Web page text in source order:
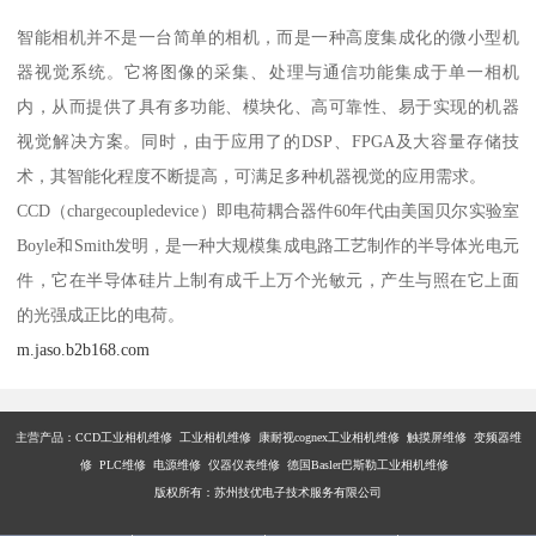
智能相机并不是一台简单的相机，而是一种高度集成化的微小型机
器视觉系统。它将图像的采集、处理与通信功能集成于单一相机
内，从而提供了具有多功能、模块化、高可靠性、易于实现的机器
视觉解决方案。同时，由于应用了的DSP、FPGA及大容量存储技
术，其智能化程度不断提高，可满足多种机器视觉的应用需求。
CCD（chargecoupledevice）即电荷耦合器件60年代由美国贝尔实验室
Boyle和Smith发明，是一种大规模集成电路工艺制作的半导体光电元
件，它在半导体硅片上制有成千上万个光敏元，产生与照在它上面
的光强成正比的电荷。
m.jaso.b2b168.com
主营产品： CCD工业相机维修 工业相机维修 康耐视cognex工业相机维修 触摸屏维修 变频器维
修 PLC维修 电源维修 仪器仪表维修 德国Basler巴斯勒工业相机维修
版权所有：苏州技优电子技术服务有限公司